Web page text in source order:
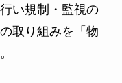
い規制・監視の
取り組みを「物